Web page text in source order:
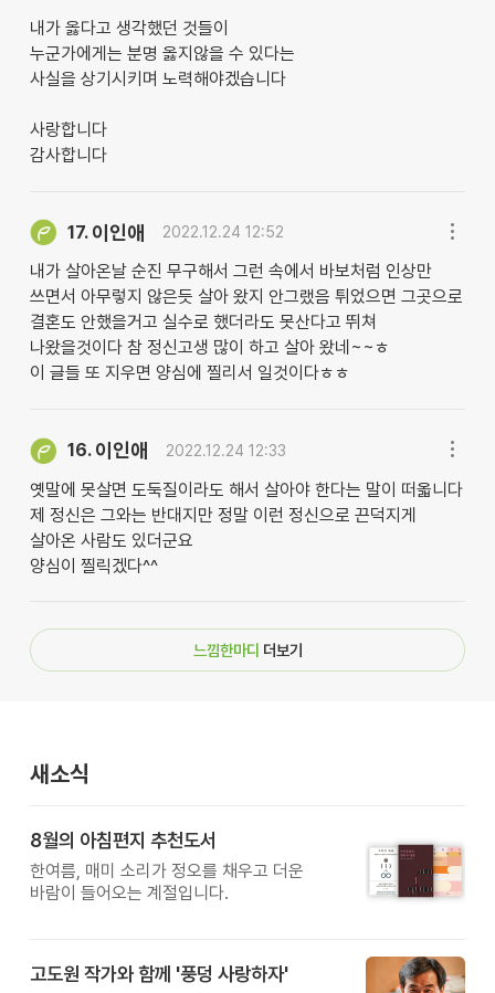
내가 옳다고 생각했던 것들이
누군가에게는 분명 옳지않을 수 있다는
사실을 상기시키며 노력해야겠습니다
사랑합니다
감사합니다
17. 이인애 2022.12.24 12:52
내가 살아온날 순진 무구해서 그런 속에서 바보처럼 인상만
쓰면서 아무렇지 않은듯 살아 왔지 안그랬음 튀었으면 그곳으로
결혼도 안했을거고 실수로 했더라도 못산다고 뛰쳐
나왔을것이다 참 정신고생 많이 하고 살아 왔네~~ㅎ
이 글들 또 지우면 양심에 찔리서 일것이다ㅎㅎ
16. 이인애 2022.12.24 12:33
옛말에 못살면 도둑질이라도 해서 살아야 한다는 말이 떠옯니다
제 정신은 그와는 반대지만 정말 이런 정신으로 끈덕지게
살아온 사람도 있더군요
양심이 찔릭겠다^^
느낌한마디 더보기
새소식
8월의 아침편지 추천도서
한여름, 매미 소리가 정오를 채우고 더운
바람이 들어오는 계절입니다.
고도원 작가와 함께 '풍덩 사랑하자'